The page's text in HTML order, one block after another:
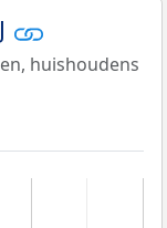
huishoudens